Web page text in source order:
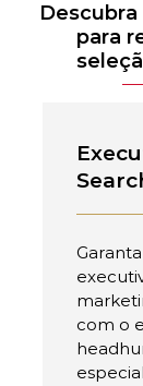
para
com o